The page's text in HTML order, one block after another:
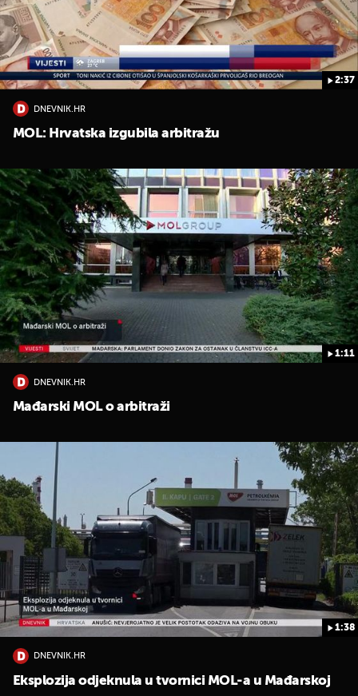
2:37
DNEVNIK.HR
MOL: Hrvatska izgubila arbitražu
1:11
DNEVNIK.HR
Mađarski MOL o arbitraži
1:38
DNEVNIK.HR
Eksplozija odjeknula u tvornici MOL-a u Mađarskoj
UKLJUČITE NOTIFIKACIJE